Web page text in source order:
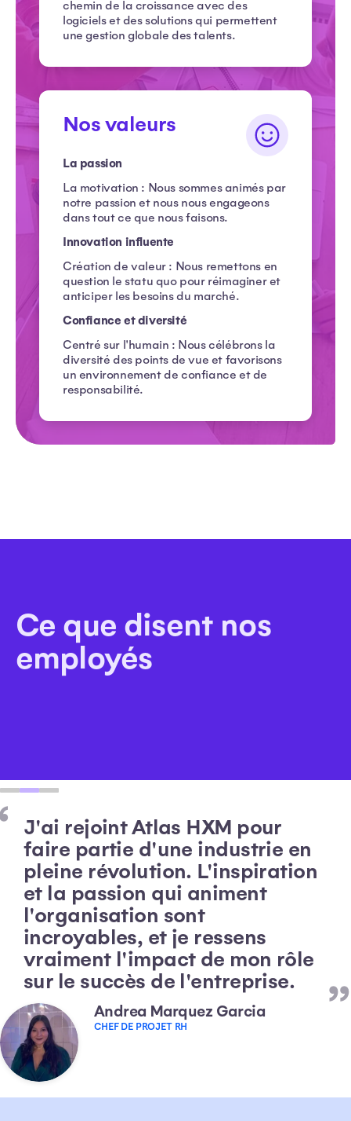
chemin de la croissance avec des
logiciels et des solutions qui permettent
une gestion globale des talents.
Nos valeurs
La passion
La motivation : Nous sommes animés par
notre passion et nous nous engageons
dans tout ce que nous faisons.
Innovation influente
Création de valeur : Nous remettons en
question le statu quo pour réimaginer et
anticiper les besoins du marché.
Confiance et diversité
Centré sur l'humain : Nous célébrons la
diversité des points de vue et favorisons
un environnement de confiance et de
responsabilité.
Ce que disent nos
employés
Jerome Heuze
DIRECTEUR DES OPÉRATIONS ET DU
Chez Atlas HXM, chaque jour
est différent — et franchement,
c'est exactement ce que j'aime.
Andrea Marquez Garcia
CHEF DE PROJET RH
J'ai rejoint Atlas HXM pour
faire partie d'une industrie en
pleine révolution. L'inspiration
et la passion qui animent
l'organisation sont
incroyables, et je ressens
vraiment l'impact de mon rôle
sur le succès de l'entreprise.
„
Geo Coleman
DIRECTEUR DE LA COMMUNICATION INTERNE
Chaque jour, Atlas HXM offre
de formidables opportunités
de développement et
d'acquisition de compétences.
C'est un endroit où il fait bon
travailler !